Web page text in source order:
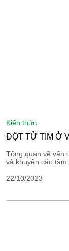
kiến thức
ĐỘT TỬ TIM Ở
Tổng quan về vấn
và khuyến cáo
22/10/2023